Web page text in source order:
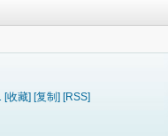
[收藏] [复制] [RSS]